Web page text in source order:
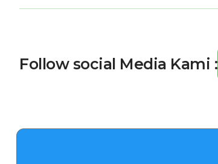
Follow social Media Kami :